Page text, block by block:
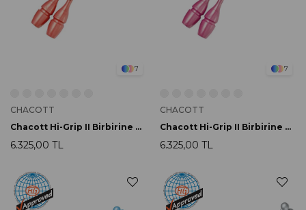
7
CHACOTT
Chacott Hi-Grip II Birbirine Bağlanabilir Labut 45.5cm 081 Carrot
6.325,00 TL
7
CHACOTT
Chacott Hi-Grip II Birbirine Bağlanabilir Labut 45.5cm 045 Rose
6.325,00 TL